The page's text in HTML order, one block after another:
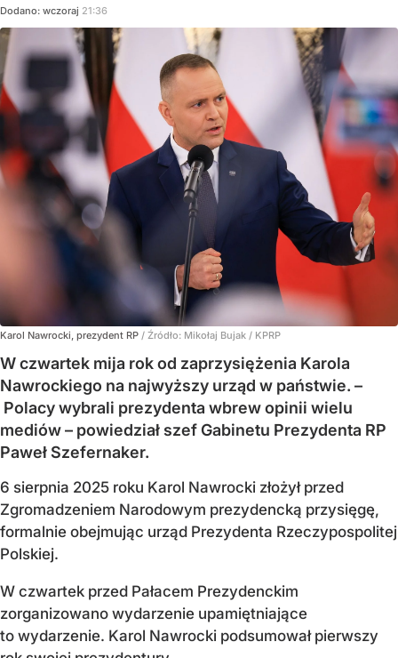
Dodano: wczoraj 21:36
Karol Nawrocki, prezydent RP / Źródło: Mikołaj Bujak / KPRP
W czwartek mija rok od zaprzysiężenia Karola
Nawrockiego na najwyższy urząd w państwie. –
Polacy wybrali prezydenta wbrew opinii wielu
mediów – powiedział szef Gabinetu Prezydenta RP
Paweł Szefernaker.
6 sierpnia 2025 roku Karol Nawrocki złożył przed
Zgromadzeniem Narodowym prezydencką przysięgę,
formalnie obejmując urząd Prezydenta Rzeczypospolitej
Polskiej.
W czwartek przed Pałacem Prezydenckim
zorganizowano wydarzenie upamiętniające
to wydarzenie. Karol Nawrocki podsumował pierwszy